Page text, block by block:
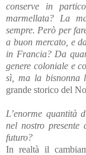
conserve in
marmellata? La
sempre. Però per
a buon mercato, e
in Francia? Da
genere coloniale e
sì, ma la bisnonna
grande storico del
L’enorme quantità
nel nostro
futuro?
In realtà il